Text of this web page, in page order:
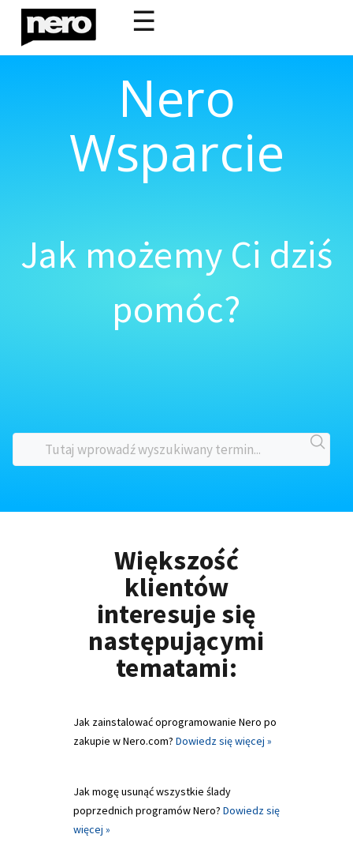
☰
Nero
Wsparcie
Jak możemy Ci dziś
pomóc?
Większość
klientów
interesuje się
następującymi
tematami:
Jak zainstalować oprogramowanie Nero po
zakupie w Nero.com? Dowiedz się więcej »
Jak mogę usunąć wszystkie ślady
poprzednich programów Nero? Dowiedz się
więcej »